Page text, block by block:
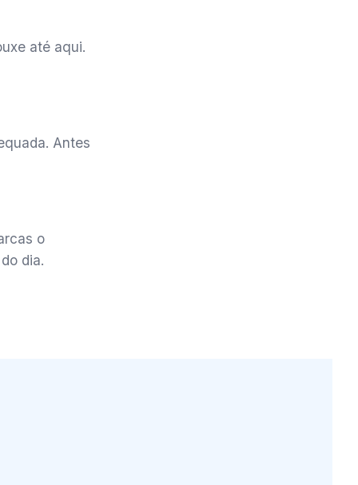
até aqui.
Antes
o
dia.